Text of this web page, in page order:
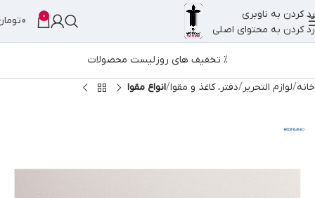
رد کردن به ناوبری
رد کردن به محتوای اصلی
0
0
% تخفیف های روزلیست محصولات
خانه لوازم التحریر دفتر، کاغذ و مقوا انواع مقوا